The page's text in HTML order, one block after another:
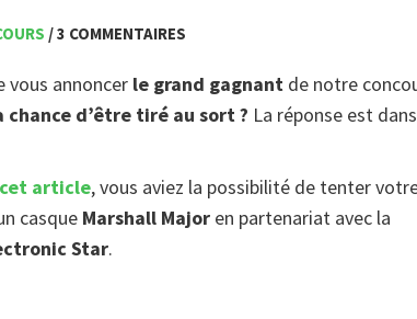
/ 3 COMMENTAIRES
vous annoncer le grand gagnant de notre
chance d’être tiré au sort ? La réponse est
cet article, vous aviez la possibilité de tenter
casque Marshall Major en partenariat avec la
Star.